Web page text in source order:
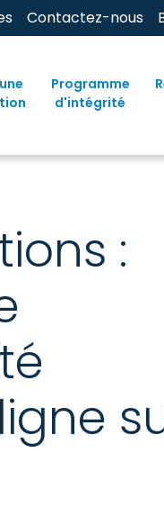
Contactez-nous
Programme
d'intégrité
: